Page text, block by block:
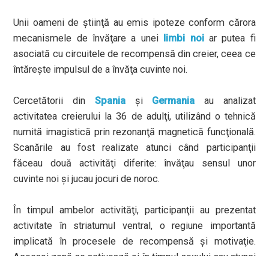
Unii oameni de ştiinţă au emis ipoteze conform cărora
mecanismele de învăţare a unei limbi noiar putea fi
asociată cu circuitele de recompensă din creier, ceea ce
întăreşte impulsul de a învăţa cuvinte noi.
Cercetătorii din Spaniaşi Germania au analizat
activitatea creierului la 36 de adulţi, utilizând o tehnică
numită imagistică prin rezonanţă magnetică funcţională.
Scanările au fost realizate atunci când participanţii
făceau două activităţi diferite: învăţau sensul unor
cuvinte noi şi jucau jocuri de noroc.
În timpul ambelor activităţi, participanţii au prezentat
activitate în striatumul ventral, o regiune importantă
implicată în procesele de recompensă şi motivaţie.